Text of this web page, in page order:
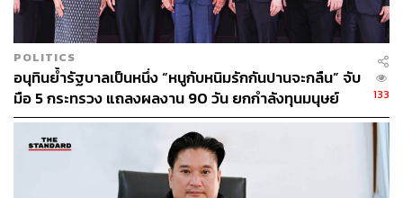
148
POLITICS
อนุทินย้ำรัฐบาลเป็นหนึ่ง “หนูกับหนิมรักกันปานจะกลืน” จับ
มือ 5 กระทรวง แถลงผลงาน 90 วัน ยกกำลังทุนมนุษย์
133